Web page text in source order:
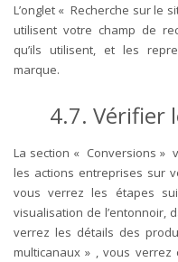
L’onglet « Recherche sur le
utilisent votre champ de
qu’ils utilisent, et les
marque.
4.7. Vérifier
La section « Conversions »
les actions entreprises sur
vous verrez les étapes
visualisation de l’entonnoir,
verrez les détails des
multicanaux » , vous verrez